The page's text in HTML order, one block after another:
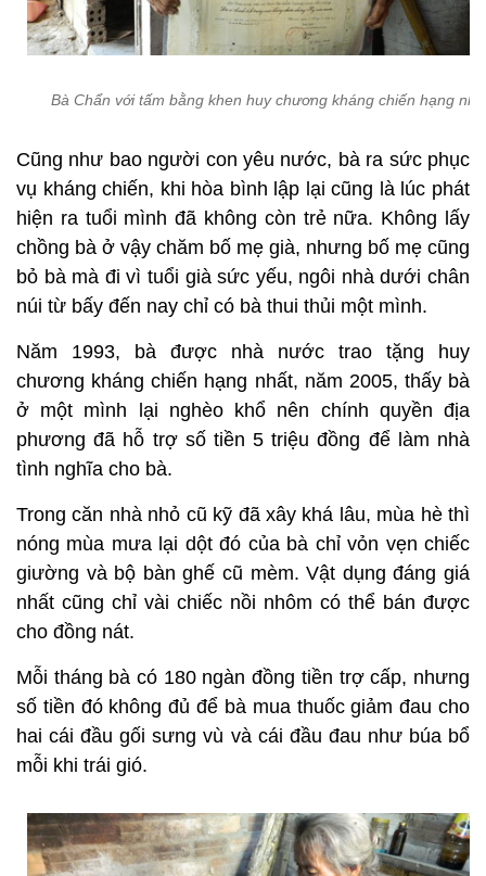
Bà Chẩn với tấm bằng khen huy chương kháng chiến hạng
Cũng như bao người con yêu nước, bà ra sức phục
vụ kháng chiến, khi hòa bình lập lại cũng là lúc phát
hiện ra tuổi mình đã không còn trẻ nữa. Không lấy
chồng bà ở vậy chăm bố mẹ già, nhưng bố mẹ cũng
bỏ bà mà đi vì tuổi già sức yếu, ngôi nhà dưới chân
núi từ bấy đến nay chỉ có bà thui thủi một mình.
Năm 1993, bà được nhà nước trao tặng huy
chương kháng chiến hạng nhất, năm 2005, thấy bà
ở một mình lại nghèo khổ nên chính quyền địa
phương đã hỗ trợ số tiền 5 triệu đồng để làm nhà
tình nghĩa cho bà.
Trong căn nhà nhỏ cũ kỹ đã xây khá lâu, mùa hè thì
nóng mùa mưa lại dột đó của bà chỉ vỏn vẹn chiếc
giường và bộ bàn ghế cũ mèm. Vật dụng đáng giá
nhất cũng chỉ vài chiếc nồi nhôm có thể bán được
cho đồng nát.
Mỗi tháng bà có 180 ngàn đồng tiền trợ cấp, nhưng
số tiền đó không đủ để bà mua thuốc giảm đau cho
hai cái đầu gối sưng vù và cái đầu đau như búa bổ
mỗi khi trái gió.